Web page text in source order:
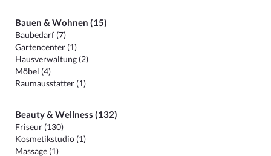
Bauen & Wohnen (15)
Baubedarf (7)
Gartencenter (1)
Hausverwaltung (2)
Möbel (4)
Raumausstatter (1)
Beauty & Wellness (132)
Friseur (130)
Kosmetikstudio (1)
Massage (1)